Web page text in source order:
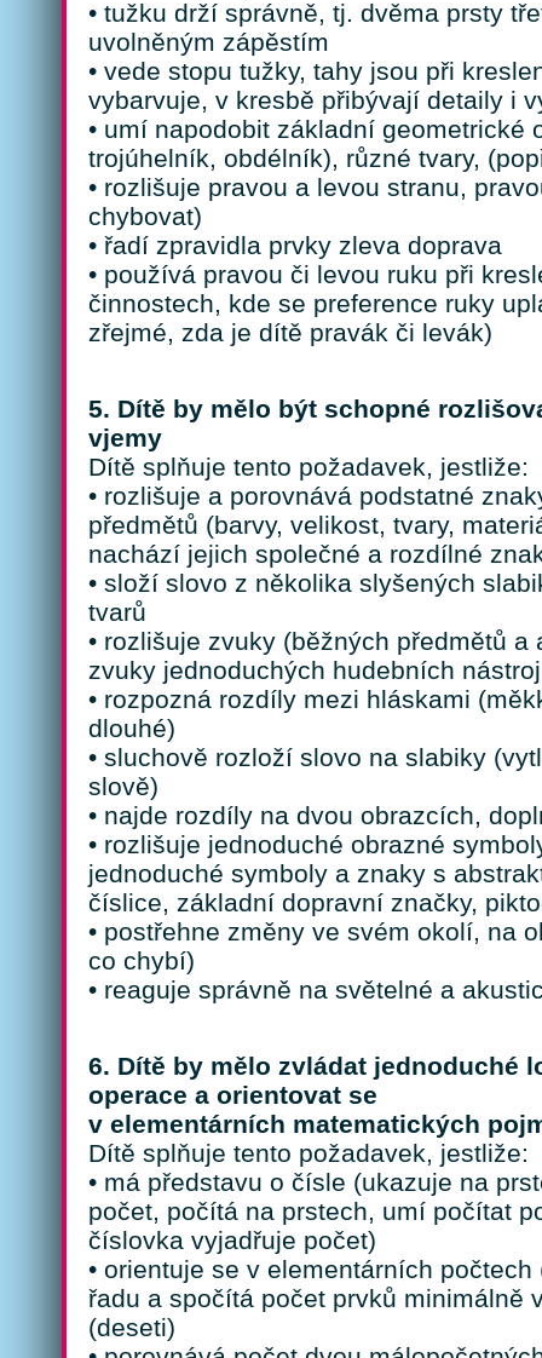
• tužku drží správně, tj. dvěma prsty
uvolněným zápěstím
• vede stopu tužky, tahy jsou při
vybarvuje, v kresbě přibývají detaily i
• umí napodobit základní geometrické
trojúhelník, obdélník), různé tvary,
• rozlišuje pravou a levou stranu,
chybovat)
• řadí zpravidla prvky zleva doprava
• používá pravou či levou ruku při
činnostech, kde se preference ruky
zřejmé, zda je dítě pravák či levák)
5. Dítě by mělo být schopné
vjemy
Dítě splňuje tento požadavek, jestliže:
• rozlišuje a porovnává podstatné
předmětů (barvy, velikost, tvary,
nachází jejich společné a rozdílné
• složí slovo z několika slyšených
tvarů
• rozlišuje zvuky (běžných předmětů
zvuky jednoduchých hudebních
• rozpozná rozdíly mezi hláskami
dlouhé)
• sluchově rozloží slovo na slabiky
slově)
• najde rozdíly na dvou obrazcích,
• rozlišuje jednoduché obrazné
jednoduché symboly a znaky s
číslice, základní dopravní značky,
• postřehne změny ve svém okolí, na
co chybí)
• reaguje správně na světelné a
6. Dítě by mělo zvládat jednoduché
operace a orientovat se
v elementárních matematických
Dítě splňuje tento požadavek, jestliže:
• má představu o čísle (ukazuje na
počet, počítá na prstech, umí počítat
číslovka vyjadřuje počet)
• orientuje se v elementárních
řadu a spočítá počet prvků minimálně
(deseti)